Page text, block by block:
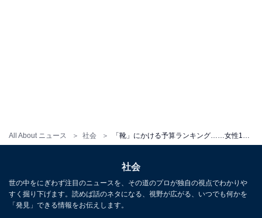
All About ニュース 社会
社会
世の中をにぎわず注目のニュースを、その道のプロが独自の視点でわかりや
すく掘り下げます。読めば話のネタになる、視野が広がる、いつでも何かを
「発見」できる情報をお伝えします。